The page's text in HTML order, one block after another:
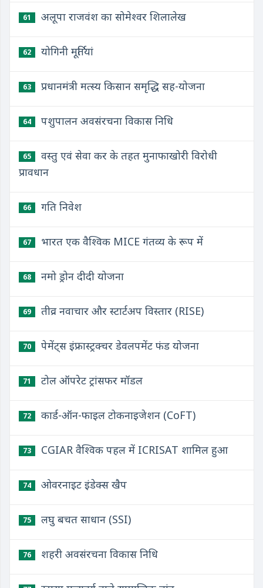
61 अलूपा राजवंश का सोमेश्वर शिलालेख
62 योगिनी मूर्तियां
63 प्रधानमंत्री मत्स्य किसान समृद्धि सह-योजना
64 पशुपालन अवसंरचना विकास निधि
65
वस्तु एवं सेवा कर के तहत मुनाफाखोरी विरोधी
प्रावधान
66 गति निवेश
67 भारत एक वैश्विक MICE गंतव्य के रूप में
68 नमो ड्रोन दीदी योजना
69 तीव्र नवाचार और स्टार्टअप विस्तार (RISE)
70 पेमेंट्स इंफ्रास्ट्रक्चर डेवलपमेंट फंड योजना
71 टोल ऑपरेट ट्रांसफर मॉडल
72 कार्ड-ऑन-फाइल टोकनाइजेशन (CoFT)
73 CGIAR वैश्विक पहल में ICRISAT शामिल हुआ
74 ओवरनाइट इंडेक्स खैप
75 लघु बचत साधान (SSI)
76 शहरी अवसंरचना विकास निधि